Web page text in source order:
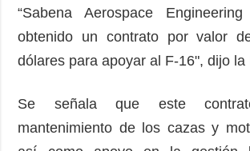
“Sabena Aerospace
obtenido un contrato por valor
dólares para apoyar al F-16", dijo la
Se señala que este
mantenimiento de los cazas y